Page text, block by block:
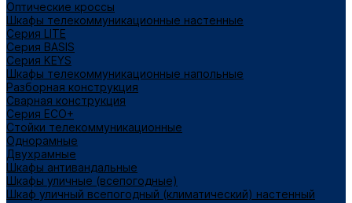
Оптические кроссы
Шкафы телекоммуникационные настенные
Cерия LITE
Cерия BASIS
Cерия KEYS
Шкафы телекоммуникационные напольные
Разборная конструкция
Сварная конструкция
Серия ECO+
Стойки телекоммуникационные
Однорамные
Двухрамные
Шкафы антивандальные
Шкафы уличные (всепогодные)
Шкаф уличный всепогодный (климатический) настенный